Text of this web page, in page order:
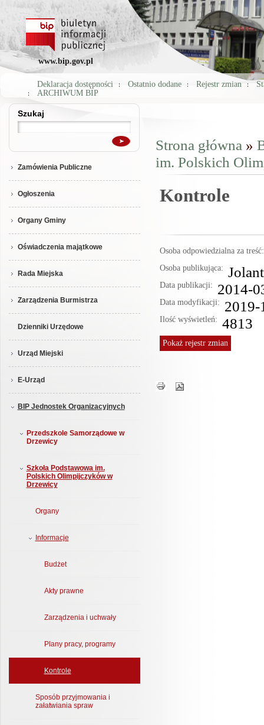
www.bip.gov.pl
Deklaracja dostępności Ostatnio dodane Rejestr zmian
ARCHIWUM BIP
Szukaj
Szukaj
Zamówienia Publiczne
Ogłoszenia
Organy Gminy
Oświadczenia majątkowe
Rada Miejska
Zarządzenia Burmistrza
Dzienniki Urzędowe
Urząd Miejski
E-Urząd
BIP Jednostek Organizacyjnych
Przedszkole Samorządowe w
Drzewicy
Szkoła Podstawowa im.
Polskich Olimpijczyków w
Drzewicy
Organy
Informacje
Budżet
Akty prawne
Zarządzenia i uchwały
Plany pracy, programy
Kontrole
Sposób przyjmowania i
załatwiania spraw
Jesteś tutaj
Strona główna »
im. Polskich
Kontrole
Osoba odpowiedzialna za
Osoba publikująca:
Data publikacji: 2014-
Data modyfikacji: 2019-
Ilość wyświetleń: 4813
Pokażrejestr zmian